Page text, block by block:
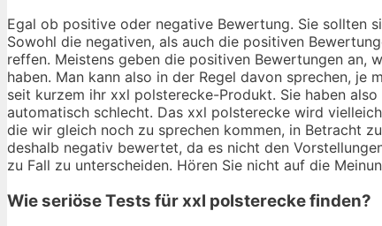
Egal ob positive oder negative Bewertung. Sie sollten
Sowohl die negativen, als auch die positiven
reffen. Meistens geben die positiven Bewertungen
haben. Man kann also in der Regel davon sprechen,
seit kurzem ihr xxl polsterecke-Produkt. Sie haben
automatisch schlecht. Das xxl polsterecke wird
die wir gleich noch zu sprechen kommen, in Betracht
deshalb negativ bewertet, da es nicht den
zu Fall zu unterscheiden. Hören Sie nicht auf die
Wie seriöse Tests für xxl polsterecke finden?